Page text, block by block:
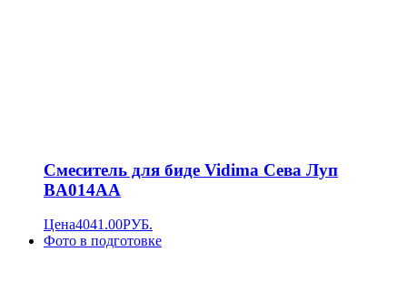
Смеситель для биде Vidima Сева Луп
BA014AA
Цена4041.00РУБ.
Фото в подготовке